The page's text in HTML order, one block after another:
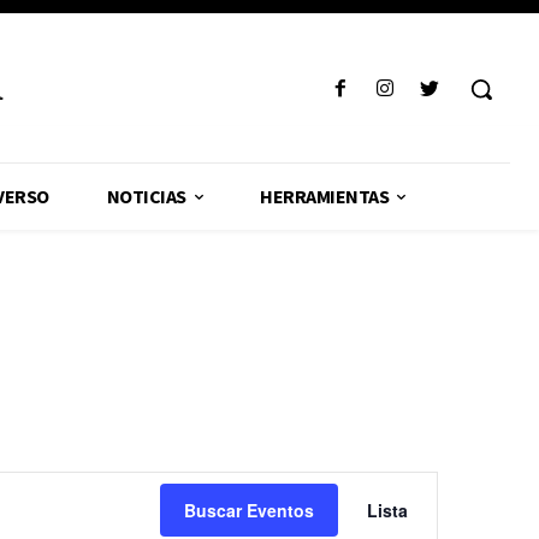
NOTICIAS HERRAMIENTAS
Buscar Eventos
de
Lista